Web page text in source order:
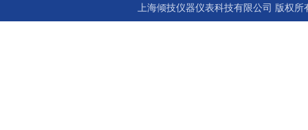
上海倾技仪器仪表科技有限公司 版权